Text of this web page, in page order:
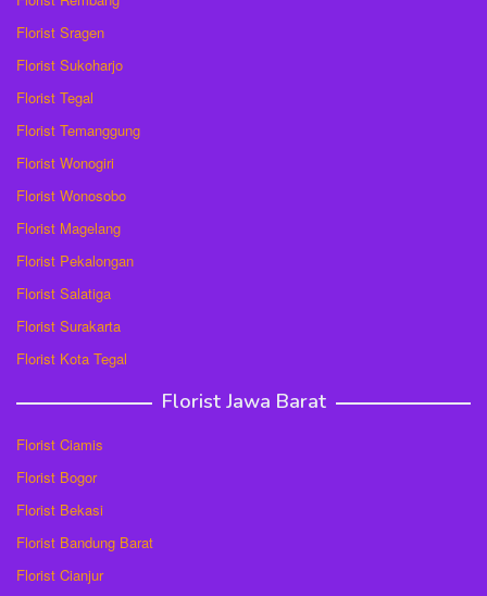
Florist Sragen
Florist Sukoharjo
Florist Tegal
Florist Temanggung
Florist Wonogiri
Florist Wonosobo
Florist Magelang
Florist Pekalongan
Florist Salatiga
Florist Surakarta
Florist Kota Tegal
Florist Jawa Barat
Florist Ciamis
Florist Bogor
Florist Bekasi
Florist Bandung Barat
Florist Cianjur